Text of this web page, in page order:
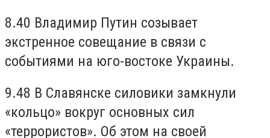
8.40 Владимир Путин созывает
экстренное совещание в связи с
событиями на юго-востоке Украины.
9.48 В Славянске силовики замкнули
«кольцо» вокруг основных сил
«террористов». Об этом на своей